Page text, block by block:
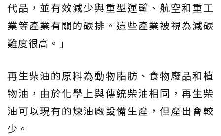
代品，並有效減少與重型運輸、航空和重工
業等產業有關的碳排。這些產業被視為減碳
難度很高。」
再生柴油的原料為動物脂肪、食物廢品和植
物油，由於化學上與傳統柴油相同，再生柴
油可以現有的煉油廠設備生產，但產出會較
少。